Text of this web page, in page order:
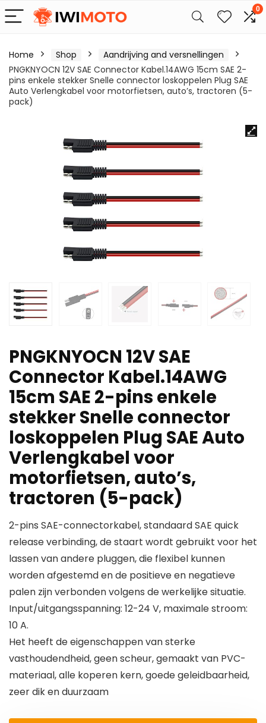
0
Home Shop
Aandrijving and versnellingen
PNGKNYOCN 12V SAE Connector Kabel.14AWG 15cm SAE 2-
pins enkele stekker Snelle connector loskoppelen Plug SAE
Auto Verlengkabel voor motorfietsen, auto’s, tractoren (5-
pack)
PNGKNYOCN 12V SAE
Connector Kabel.14AWG
15cm SAE 2-pins enkele
stekker Snelle connector
loskoppelen Plug SAE Auto
Verlengkabel voor
motorfietsen, auto’s,
tractoren (5-pack)
2-pins SAE-connectorkabel, standaard SAE quick
release verbinding, de staart wordt gebruikt voor het
lassen van andere pluggen, die flexibel kunnen
worden afgestemd en de positieve en negatieve
palen zijn verbonden volgens de werkelijke situatie.
Input/uitgangsspanning: 12-24 V, maximale stroom:
10 A.
Het heeft de eigenschappen van sterke
vasthoudendheid, geen scheur, gemaakt van PVC-
materiaal, alle koperen kern, goede geleidbaarheid,
zeer dik en duurzaam